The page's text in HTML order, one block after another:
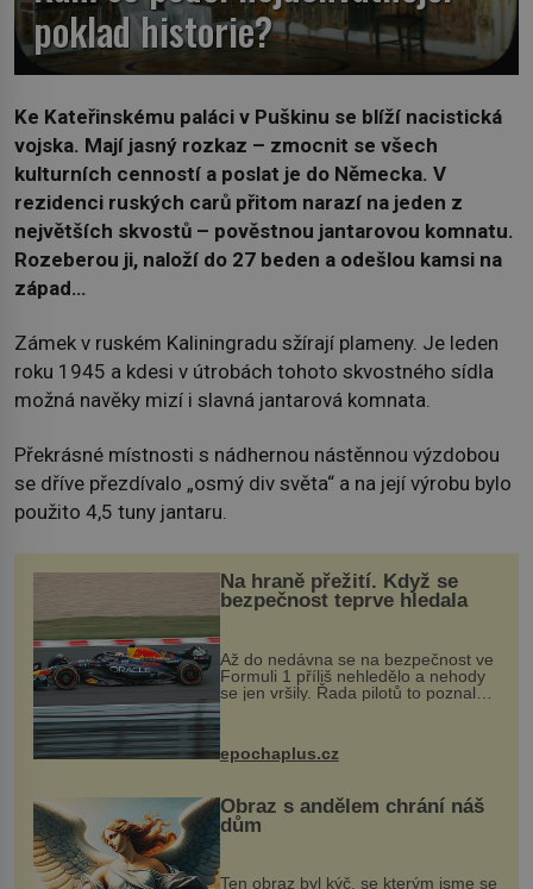
poklad historie?
Ke Kateřinskému paláci v Puškinu se blíží nacistická
vojska. Mají jasný rozkaz – zmocnit se všech
kulturních cenností a poslat je do Německa. V
rezidenci ruských carů přitom narazí na jeden z
největších skvostů – pověstnou jantarovou komnatu.
Rozeberou ji, naloží do 27 beden a odešlou kamsi na
západ…
Zámek v ruském Kaliningradu sžírají plameny. Je leden
roku 1945 a kdesi v útrobách tohoto skvostného sídla
možná navěky mizí i slavná jantarová komnata.
Překrásné místnosti s nádhernou nástěnnou výzdobou
se dříve přezdívalo „osmý div světa“ a na její výrobu bylo
použito 4,5 tuny jantaru.
Na hraně přežití. Když se
bezpečnost teprve hledala
Až do nedávna se na bezpečnost ve
Formuli 1 příliš nehledělo a nehody
se jen vršily. Řada pilotů to poznala
na vlastní kůži, často s trvalými
následky nebo bohužel i ztrátou
života. Dnes nepochopiteln...
epochaplus.cz
Obraz s andělem chrání náš
dům
Ten obraz byl kýč, se kterým jsme se